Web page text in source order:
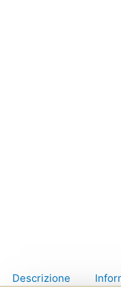
Descrizione